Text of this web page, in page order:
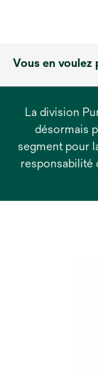
Vous en voulez
La division
désormais
segment pour
responsabilité